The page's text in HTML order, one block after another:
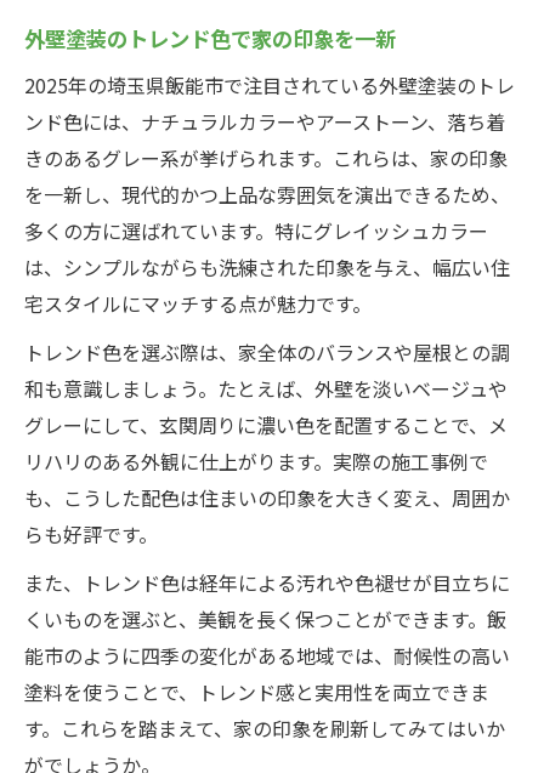
外壁塗装のトレンド色で家の印象を一新
2025年の埼玉県飯能市で注目されている外壁塗装のトレ
ンド色には、ナチュラルカラーやアーストーン、落ち着
きのあるグレー系が挙げられます。これらは、家の印象
を一新し、現代的かつ上品な雰囲気を演出できるため、
多くの方に選ばれています。特にグレイッシュカラー
は、シンプルながらも洗練された印象を与え、幅広い住
宅スタイルにマッチする点が魅力です。
トレンド色を選ぶ際は、家全体のバランスや屋根との調
和も意識しましょう。たとえば、外壁を淡いベージュや
グレーにして、玄関周りに濃い色を配置することで、メ
リハリのある外観に仕上がります。実際の施工事例で
も、こうした配色は住まいの印象を大きく変え、周囲か
らも好評です。
また、トレンド色は経年による汚れや色褪せが目立ちに
くいものを選ぶと、美観を長く保つことができます。飯
能市のように四季の変化がある地域では、耐候性の高い
塗料を使うことで、トレンド感と実用性を両立できま
す。これらを踏まえて、家の印象を刷新してみてはいか
がでしょうか。